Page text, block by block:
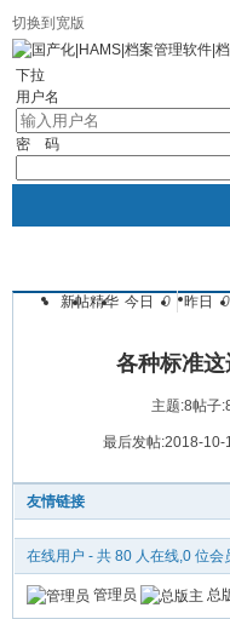
切换到宽版
下拉
用户名
密 码
华文档案官网
投诉与建议
新帖精华 今日 0 昨日 0
各种标准这
主题:8帖子
最后发帖:2018-10-
友情链接
在线用户 - 共 80 人在线,0 位
管理员 总